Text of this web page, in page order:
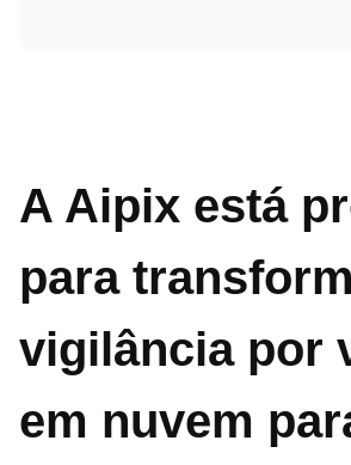
A Aipix está
para
vigilância por
em nuvem